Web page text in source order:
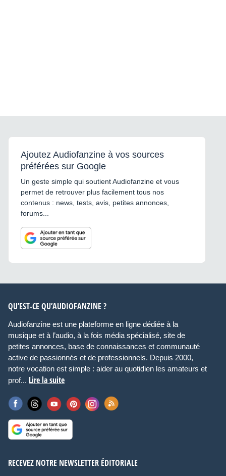
Ajoutez Audiofanzine à vos sources
préférées sur Google
Un geste simple qui soutient Audiofanzine et vous
permet de retrouver plus facilement tous nos
contenus : news, tests, avis, petites annonces,
forums...
QU’EST-CE QU’AUDIOFANZINE ?
Audiofanzine est une plateforme en ligne dédiée à la
musique et à l’audio, à la fois média spécialisé, site de
petites annonces, base de connaissances et communauté
active de passionnés et de professionnels. Depuis 2000,
notre vocation est simple : aider au quotidien les amateurs et
prof... Lire la suite
RECEVEZ NOTRE NEWSLETTER ÉDITORIALE